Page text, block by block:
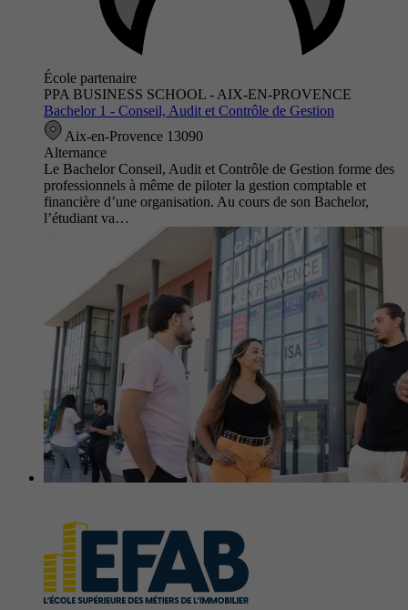
École partenaire
PPA BUSINESS SCHOOL - AIX-EN-PROVENCE
Bachelor 1 - Conseil, Audit et Contrôle de Gestion
Aix-en-Provence 13090
Alternance
Le Bachelor Conseil, Audit et Contrôle de Gestion forme des
professionnels à même de piloter la gestion comptable et
financière d’une organisation. Au cours de son Bachelor,
l’étudiant va…